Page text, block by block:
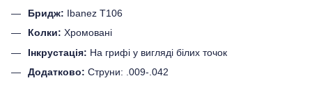
Бридж: Ibanez T106
Колки: Хромовані
Інкрустація: На грифі у вигляді білих точок
Додатково: Струни: .009-.042